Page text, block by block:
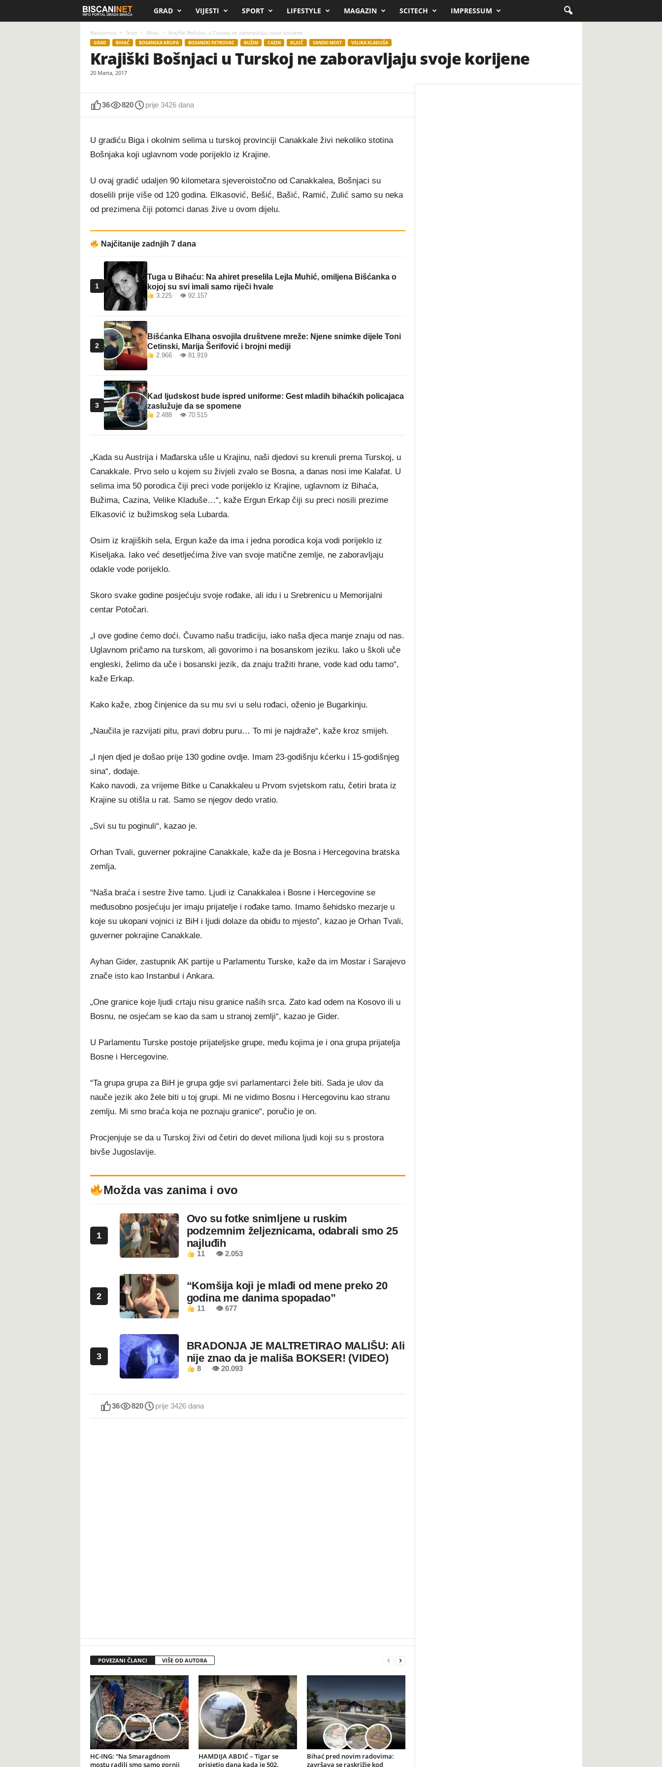
i
s
n
n
e
GRAD VIJESTI SPORT LIFESTYLE MAGAZIN SCITECH IMPRESSUM
Naslovnica Grad Bihać Krajiški Bošnjaci u Turskoj ne zaboravljaju svoje korijene
GRAD BIHAĆ BOSANSKA KRUPA BOSANSKI PETROVAC BUŽIM CAZIN KLJUČ SANSKI MOST VELIKA KLADUŠA
Krajiški Bošnjaci u Turskoj ne zaboravljaju svoje korijene
20 Marta, 2017
36 820 prije 3426 dana
U gradiću Biga i okolnim selima u turskoj provinciji Canakkale živi nekoliko stotina
Bošnjaka koji uglavnom vode porijeklo iz Krajine.
U ovaj gradić udaljen 90 kilometara sjeveroistočno od Canakkalea, Bošnjaci su
doselili prije više od 120 godina. Elkasović, Bešić, Bašić, Ramić, Zulić samo su neka
od prezimena čiji potomci danas žive u ovom dijelu.
Najčitanije zadnjih 7 dana
1
Tuga u Bihaću: Na ahiret preselila Lejla Muhić, omiljena Bišćanka o
kojoj su svi imali samo riječi hvale
3.225 👁 92.157
2
Bišćanka Elhana osvojila društvene mreže: Njene snimke dijele Toni
Cetinski, Marija Šerifović i brojni mediji
2.966 👁 81.919
3
Kad ljudskost bude ispred uniforme: Gest mladih bihaćkih policajaca
zaslužuje da se spomene
2.488 👁 70.515
„Kada su Austrija i Mađarska ušle u Krajinu, naši djedovi su krenuli prema Turskoj, u
Canakkale. Prvo selo u kojem su živjeli zvalo se Bosna, a danas nosi ime Kalafat. U
selima ima 50 porodica čiji preci vode porijeklo iz Krajine, uglavnom iz Bihaća,
Bužima, Cazina, Velike Kladuše…“, kaže Ergun Erkap čiji su preci nosili prezime
Elkasović iz bužimskog sela Lubarda.
Osim iz krajiških sela, Ergun kaže da ima i jedna porodica koja vodi porijeklo iz
Kiseljaka. Iako već desetljećima žive van svoje matične zemlje, ne zaboravljaju
odakle vode porijeklo.
Skoro svake godine posjećuju svoje rođake, ali idu i u Srebrenicu u Memorijalni
centar Potočari.
„I ove godine ćemo doći. Čuvamo našu tradiciju, iako naša djeca manje znaju od nas.
Uglavnom pričamo na turskom, ali govorimo i na bosanskom jeziku. Iako u školi uče
engleski, želimo da uče i bosanski jezik, da znaju tražiti hrane, vode kad odu tamo“,
kaže Erkap.
Kako kaže, zbog činjenice da su mu svi u selu rođaci, oženio je Bugarkinju.
„Naučila je razvijati pitu, pravi dobru puru… To mi je najdraže“, kaže kroz smijeh.
„I njen djed je došao prije 130 godine ovdje. Imam 23-godišnju kćerku i 15-godišnjeg
sina“, dodaje.
Kako navodi, za vrijeme Bitke u Canakkaleu u Prvom svjetskom ratu, četiri brata iz
Krajine su otišla u rat. Samo se njegov dedo vratio.
„Svi su tu poginuli“, kazao je.
Orhan Tvali, guverner pokrajine Canakkale, kaže da je Bosna i Hercegovina bratska
zemlja.
“Naša braća i sestre žive tamo. Ljudi iz Canakkalea i Bosne i Hercegovine se
međusobno posjećuju jer imaju prijatelje i rođake tamo. Imamo šehidsko mezarje u
koje su ukopani vojnici iz BiH i ljudi dolaze da obiđu to mjesto”, kazao je Orhan Tvali,
guverner pokrajine Canakkale.
Ayhan Gider, zastupnik AK partije u Parlamentu Turske, kaže da im Mostar i Sarajevo
znače isto kao Instanbul i Ankara.
„One granice koje ljudi crtaju nisu granice naših srca. Zato kad odem na Kosovo ili u
Bosnu, ne osjećam se kao da sam u stranoj zemlji“, kazao je Gider.
U Parlamentu Turske postoje prijateljske grupe, među kojima je i ona grupa prijatelja
Bosne i Hercegovine.
“Ta grupa grupa za BiH je grupa gdje svi parlamentarci žele biti. Sada je ulov da
nauče jezik ako žele biti u toj grupi. Mi ne vidimo Bosnu i Hercegovinu kao stranu
zemlju. Mi smo braća koja ne poznaju granice“, poručio je on.
Procjenjuje se da u Turskoj živi od četiri do devet miliona ljudi koji su s prostora
bivše Jugoslavije.
Možda vas zanima i ovo
1
Ovo su fotke snimljene u ruskim
podzemnim željeznicama, odabrali smo 25
najluđih
11 👁 2.053
2
“Komšija koji je mlađi od mene preko 20
godina me danima spopadao”
11 👁 677
3
BRADONJA JE MALTRETIRAO MALIŠU: Ali
nije znao da je mališa BOKSER! (VIDEO)
8 👁 20.093
36 820 prije 3426 dana
POVEZANI ČLANCI VIŠE OD AUTORA
HC-ING: “Na Smaragdnom
mostu radili smo samo gornji
HAMDIJA ABDIĆ – Tigar se
prisjetio dana kada je 502.
Bihać pred novim radovima:
završava se raskrižje kod